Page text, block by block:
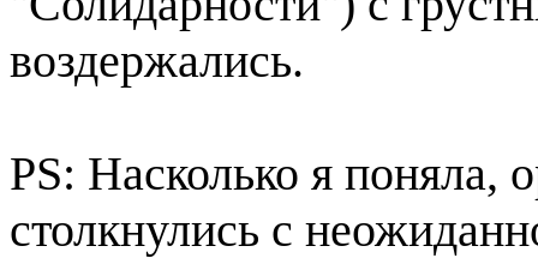
воздержались.
PS: Насколько я поняла,
столкнулись с